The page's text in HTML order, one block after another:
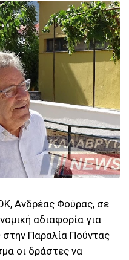
Ανδρέας Φούρας, σε
αδιαφορία για
Παραλία Πούντας
οι δράστες να